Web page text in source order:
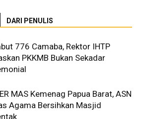
DARI PENULIS
776 Camaba, Rektor IHTP
PKKMB Bukan Sekadar
MAS Kemenag Papua Barat, ASN
Agama Bersihkan Masjid